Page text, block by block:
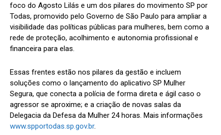
foco do Agosto Lilás e um dos pilares do movimento SP por
Todas, promovido pelo Governo de São Paulo para ampliar a
visibilidade das políticas públicas para mulheres, bem como a
rede de proteção, acolhimento e autonomia profissional e
financeira para elas.
Essas frentes estão nos pilares da gestão e incluem
soluções como o lançamento do aplicativo SP Mulher
Segura, que conecta a polícia de forma direta e ágil caso o
agressor se aproxime; e a criação de novas salas da
Delegacia da Defesa da Mulher 24 horas. Mais informações
www.spportodas.sp.gov.br.